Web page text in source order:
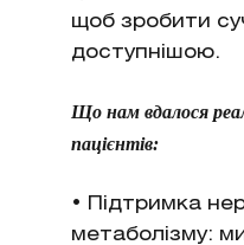
щоб зробити
доступнішою.
Що нам вдалося
пацієнтів:
• Підтримка
метаболізму: